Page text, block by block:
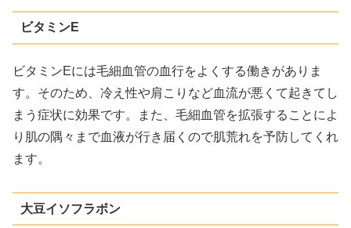
ビタミンE
ビタミンEには毛細血管の血行をよくする働きがありま
す。そのため、冷え性や肩こりなど血流が悪くて起きてし
まう症状に効果です。また、毛細血管を拡張することによ
り肌の隅々まで血液が行き届くので肌荒れを予防してくれ
ます。
大豆イソフラボン